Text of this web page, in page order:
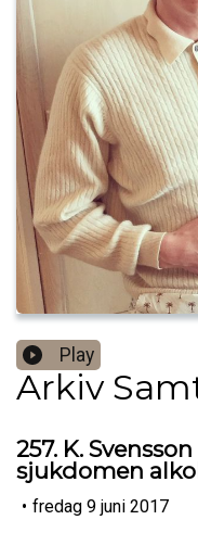
Play
Arkiv
257. K.
sjukdomen
• fredag 9 juni 2017